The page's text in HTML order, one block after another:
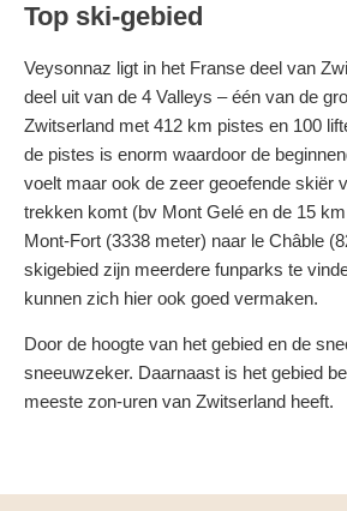
Top ski-gebied
Veysonnaz ligt in het Franse deel van
deel uit van de 4 Valleys – één van de
Zwitserland met 412 km pistes en 100
de pistes is enorm waardoor de
voelt maar ook de zeer geoefende skiër
trekken komt (bv Mont Gelé en de 15
Mont-Fort (3338 meter) naar le Châble
skigebied zijn meerdere funparks te
kunnen zich hier ook goed vermaken.
Door de hoogte van het gebied en de
sneeuwzeker. Daarnaast is het gebied
meeste zon-uren van Zwitserland heeft.